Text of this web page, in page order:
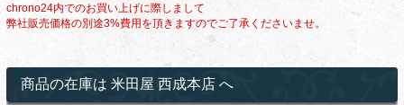
chrono24内でのお買い上げに際しまして
弊社販売価格の別途3%費用を頂きますのでご了承くださいませ。
商品の在庫は 米田屋 西成本店 へ